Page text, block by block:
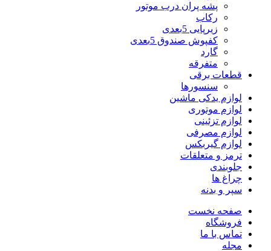
پشه پران درب موتور
رکاب
زیرپایی 5بعدی
کفپوش صندوق 5بعدی
گارد
متفرقه
قطعات برقی
سنسورها
لوازم یدکی ماشین
لوازم موتوری
لوازم تزئینی
لوازم مصرفی
لوازم گیربکس
ترمز و متعلقات
جلوبندی
چراغ ها
سپر و بدنه
صفحه نخست
فروشگاه
تماس با ما
مجله